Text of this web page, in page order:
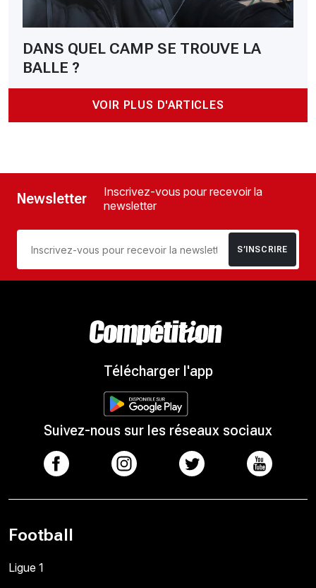
DANS QUEL CAMP SE TROUVE LA
BALLE ?
VOIR PLUS D'ARTICLES
Newsletter
Inscrivez-vous pour recevoir la
newsletter
S’INSCRIRE
Télécharger l'app
Suivez-nous sur les réseaux sociaux
Football
Ligue 1